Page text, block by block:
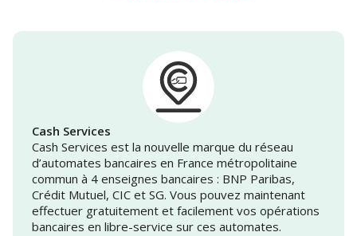
Cash Services
Cash Services est la nouvelle marque du réseau
d’automates bancaires en France métropolitaine
commun à 4 enseignes bancaires : BNP Paribas,
Crédit Mutuel, CIC et SG. Vous pouvez maintenant
effectuer gratuitement et facilement vos opérations
bancaires en libre-service sur ces automates.